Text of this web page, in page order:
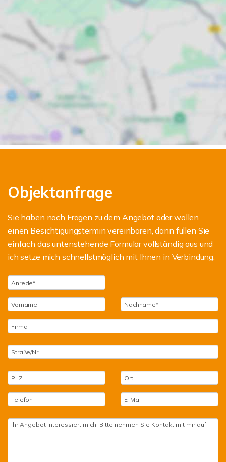
Objektanfrage
Sie haben noch Fragen zu dem Angebot oder wollen
einen Besichtigungstermin vereinbaren, dann füllen Sie
einfach das untenstehende Formular vollständig aus und
ich setze mich schnellstmöglich mit Ihnen in Verbindung.